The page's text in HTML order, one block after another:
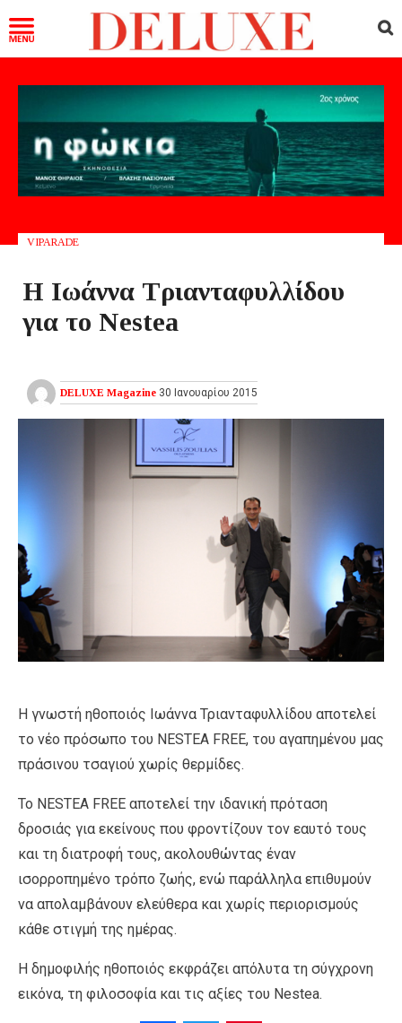
VIPARADE
Η Ιωάννα Τριανταφυλλίδου
για το Nestea
DELUXE Magazine 30 Ιανουαρίου 2015
Η γνωστή ηθοποιός Ιωάννα Τριανταφυλλίδου αποτελεί
το νέο πρόσωπο του NESTEA FREE, του αγαπημένου μας
πράσινου τσαγιού χωρίς θερμίδες.
Το NESTEA FREE αποτελεί την ιδανική πρόταση
δροσιάς για εκείνους που φροντίζουν τον εαυτό τους
και τη διατροφή τους, ακολουθώντας έναν
ισορροπημένο τρόπο ζωής, ενώ παράλληλα επιθυμούν
να απολαμβάνουν ελεύθερα και χωρίς περιορισμούς
κάθε στιγμή της ημέρας.
Η δημοφιλής ηθοποιός εκφράζει απόλυτα τη σύγχρονη
εικόνα, τη φιλοσοφία και τις αξίες του Nestea.